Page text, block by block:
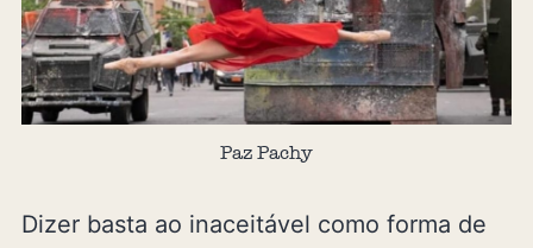
Paz Pachy
Dizer basta ao inaceitável como forma de